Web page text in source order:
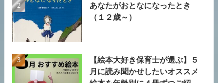
あなたがおとなになったとき
（１２歳～）
【絵本大好き保育士が選ぶ】５
月に読み聞かせしたいオススメ